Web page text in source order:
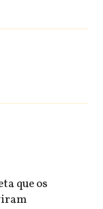
que os